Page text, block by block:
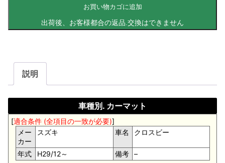
お買い物カゴに追加
説明
車種別. カーマット
[適合条件 (全項目の一致が必要)]
メー
カー
スズキ 車名 クロスビー
年式 H29/12～ 備考 –